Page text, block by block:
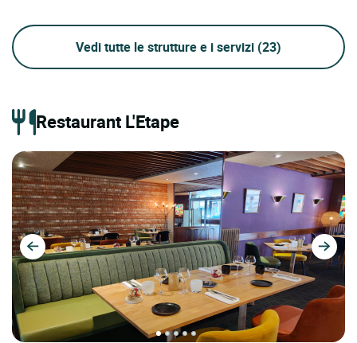
Vedi tutte le strutture e i servizi (23)
Restaurant L'Etape